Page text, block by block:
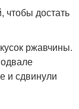
чтобы достать
ржавчины.
и сдвинули